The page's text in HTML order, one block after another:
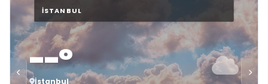
--°
İstanbul